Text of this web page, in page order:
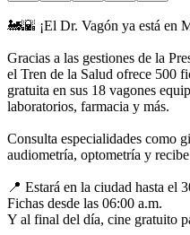
🚂🌇 ¡El Dr. Vagón ya está en
Gracias a las gestiones de la
el Tren de la Salud ofrece 500
gratuita en sus 18 vagones
laboratorios, farmacia y más.
Consulta especialidades como
audiometría, optometría y
📍 Estará en la ciudad hasta el
Fichas desde las 06:00 a.m.
Y al final del día, cine gratuito